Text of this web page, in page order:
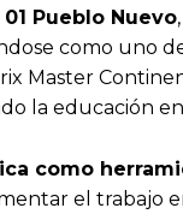
Pueblo Nuevo
como uno
Master
la educación
como
el trabajo